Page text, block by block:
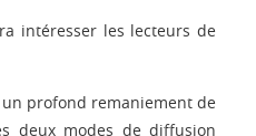
intéresser les lecteurs de
profond remaniement de
deux modes de diffusion